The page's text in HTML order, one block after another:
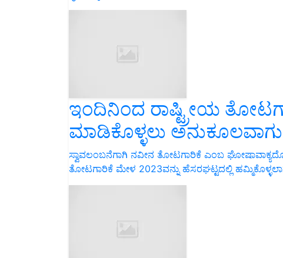
ಇಂದಿನಿಂದ ರಾಷ್ಟ್ರೀಯ
ಮಾಡಿಕೊಳ್ಳಲು
ಸ್ವಾವಲಂಬನೆಗಾಗಿ ನವೀನ ತೋಟಗಾರಿಕೆ ಎಂಬ
ತೋಟಗಾರಿಕೆ ಮೇಳ 2023ವನ್ನು ಹೆಸರಘಟ್ಟದಲ್ಲಿ